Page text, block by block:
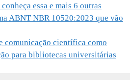
essa e mais 6 outras
ABNT NBR 10520:2023 que vão
comunicação científica como
para bibliotecas universitárias